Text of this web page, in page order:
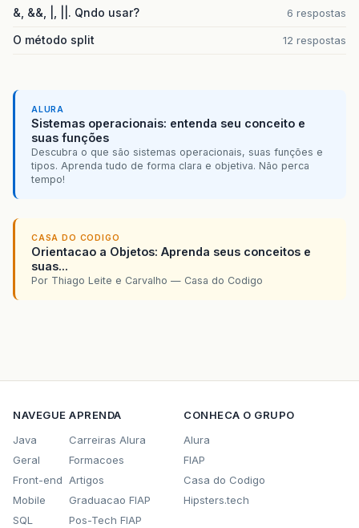
&, &&, |, ||. Qndo usar? 6 respostas
O método split 12 respostas
ALURA
Sistemas operacionais: entenda seu conceito e
suas funções
Descubra o que são sistemas operacionais, suas funções e
tipos. Aprenda tudo de forma clara e objetiva. Não perca
tempo!
CASA DO CODIGO
Orientacao a Objetos: Aprenda seus conceitos e
suas...
Por Thiago Leite e Carvalho — Casa do Codigo
NAVEGUE
Java
Geral
Front-end
Mobile
SQL
APRENDA
Carreiras Alura
Formacoes
Artigos
Graduacao FIAP
Pos-Tech FIAP
CONHECA O GRUPO
Alura
FIAP
Casa do Codigo
Hipsters.tech